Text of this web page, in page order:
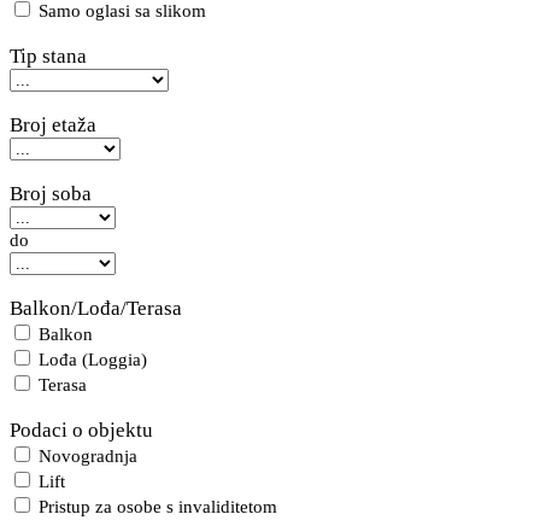
Samo oglasi sa slikom
Tip stana
Broj etaža
Broj soba
do
Balkon/Lođa/Terasa
Balkon
Lođa (Loggia)
Terasa
Podaci o objektu
Novogradnja
Lift
Pristup za osobe s invaliditetom